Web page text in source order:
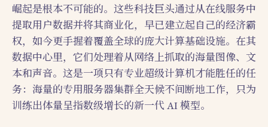
崛起是根本不可能的。这些科技巨头通过从在线服务中
提取用户数据并将其商业化，早已建立起自己的经济霸
权，如今更手握着覆盖全球的庞大计算基础设施。在其
数据中心里，它们处理着从网络上抓取的海量图像、文
本和声音。这是一项只有专业超级计算机才能胜任的任
务：海量的专用服务器集群全天候不间断地工作，只为
训练出体量呈指数级增长的新一代 AI 模型。